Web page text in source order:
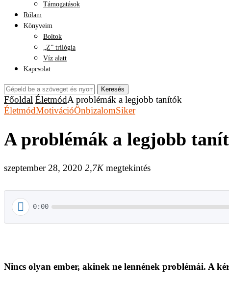
Támogatások
Rólam
Könyveim
Boltok
„Z” trilógia
Víz alatt
Kapcsolat
Keresés
Főoldal ÉletmódA problémák a legjobb tanítók
ÉletmódMotivációÖnbizalomSiker
A problémák a legjobb
szeptember 28, 2020 2,7Kmegtekintés
0:00
Nincs olyan ember, akinek ne lennének problémái. A